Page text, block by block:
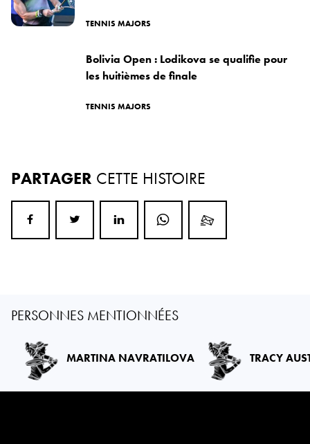
TENNIS MAJORS
Bolivia Open : Lodikova se qualifie pour
les huitièmes de finale
TENNIS MAJORS
PARTAGER CETTE HISTOIRE
PERSONNES MENTIONNÉES
MARTINA NAVRATILOVA TRACY